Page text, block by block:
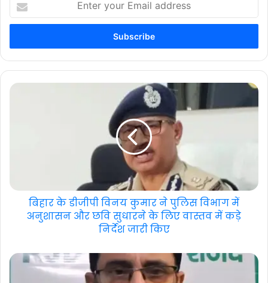
your
Email
बिहार के डीजीपी विनय कुमार ने पुलिस विभाग में
अनुशासन और छवि सुधारने के लिए वास्तव में कड़े
निर्देश जारी किए